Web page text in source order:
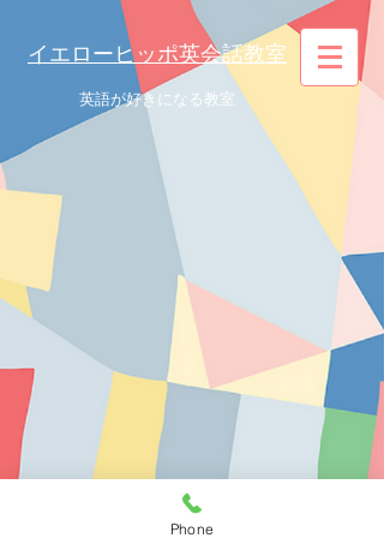
イエローヒッポ英会話教室
英語が好きになる教室
Phone